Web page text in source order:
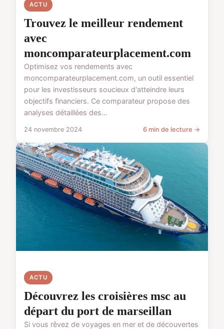
ACTU
Trouvez le meilleur rendement
avec
moncomparateurplacement.com
Optimisez vos rendements avec
moncomparateurplacement.com, un outil essentiel
pour les investisseurs soucieux d'atteindre leurs
objectifs financiers. Ce comparateur propose des
analyses détaillées des...
24 novembre 2024 6 min de lecture →
ACTU
Découvrez les croisières msc au
départ du port de marseillan
Si vous rêvez de voyages en mer et de découvertes